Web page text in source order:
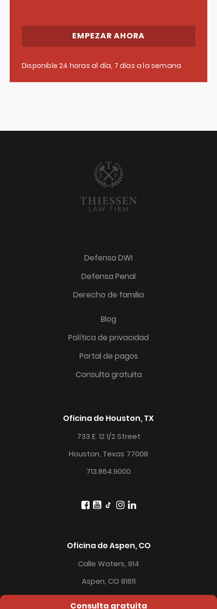
EMPEZAR AHORA
Disponible 24 horas al día, 7 días a la semana
Defensa DWI
Defensa Penal
Derecho de familia
Blog
Política de privacidad
Portal de pagos
Consulta gratuita
Oficina de Houston, TX
733 E. 12 1/2 Street
Houston, Texas 77008
713.864.9000
Oficina de Aspen, CO
Calle Waters, 914
Aspen, CO 81611
Consulta gratuita